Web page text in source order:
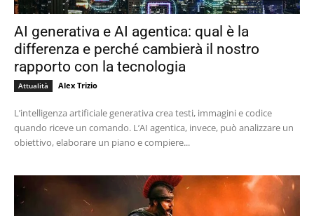
AI generativa e AI agentica: qual è la
differenza e perché cambierà il nostro
rapporto con la tecnologia
Attualità Alex Trizio
L’intelligenza artificiale generativa crea testi, immagini e codice
quando riceve un comando. L’AI agentica, invece, può analizzare un
obiettivo, elaborare un piano e compiere...